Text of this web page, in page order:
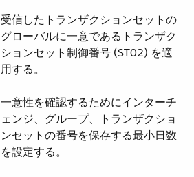
受信したトランザクションセットの
グローバルに一意であるトランザク
ションセット制御番号 (ST02) を適
用する。
一意性を確認するためにインターチ
ェンジ、グループ、トランザクショ
ンセットの番号を保存する最小日数
を設定する。